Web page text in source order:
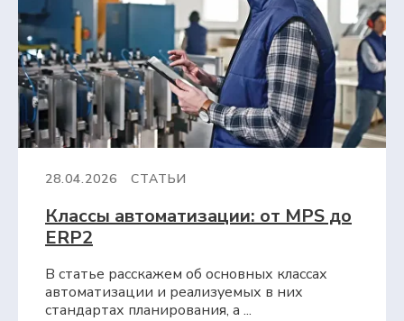
28.04.2026 СТАТЬИ
Классы автоматизации: от MPS до
ERP2
В статье расскажем об основных классах
автоматизации и реализуемых в них
стандартах планирования, а ...